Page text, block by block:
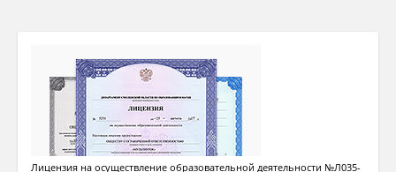
Лицензия на осуществление образовательной деятельности №Л035-